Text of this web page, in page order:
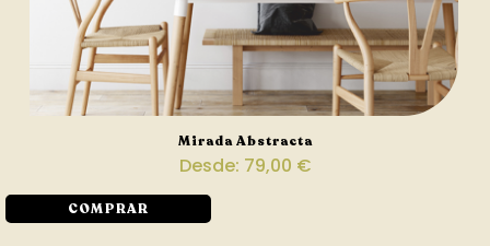
Mirada Abstracta
Desde: 79,00 €
COMPRAR